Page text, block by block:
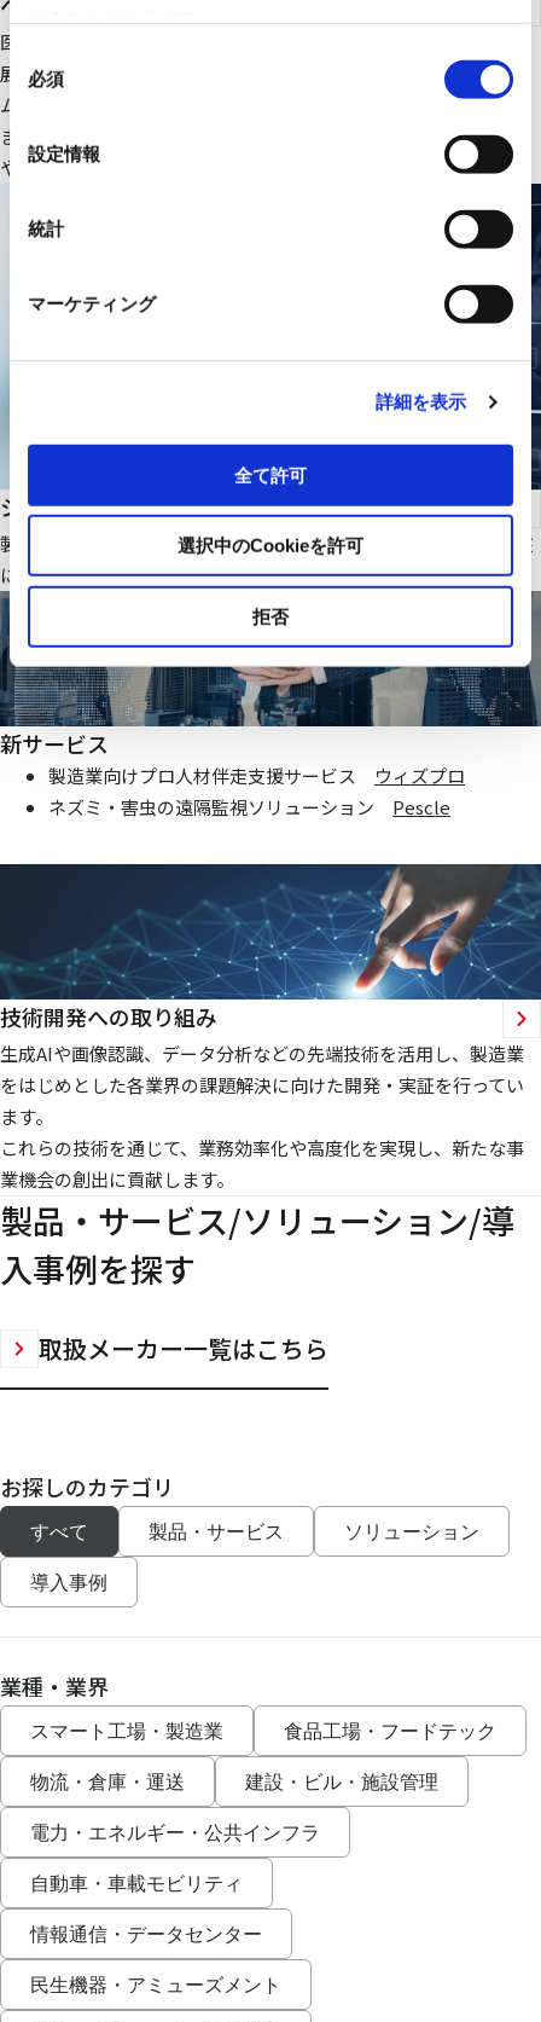
同
意
の
選
択
必須
設定情報
統計
マーケティング
詳細を表示
全て許可
選択中のCookieを許可
拒否
医療ＩＴ・ＤＸ関連のＩＴ機器、大型医療機器周辺設備を中心に
展開。さらにＲＹＯＤＥＮオリジナルの医療画像一元管理システ
ムの販売をはじめ、医療機関の様々な課題解決に貢献します。
また、幅広いパートナーシップで、最適な医療ITソリューション
や機器・設備を提供します。
システムインテグレーション
製造業・ファシリティ分野で当社オリジナルのIoTシステムを基盤
にお客様価値向上に貢献する仕組みを提供いたします
新サービス
製造業向けプロ人材伴走支援サービス ウィズプロ
ネズミ・害虫の遠隔監視ソリューション Pescle
技術開発への取り組み
生成AIや画像認識、データ分析などの先端技術を活用し、製造業
をはじめとした各業界の課題解決に向けた開発・実証を行ってい
ます。
これらの技術を通じて、業務効率化や高度化を実現し、新たな事
業機会の創出に貢献します。
製品・サービス/ソリューション/導
入事例を探す
取扱メーカー一覧はこちら
お探しのカテゴリ
すべて 製品・サービス ソリューション
導入事例
業種・業界
スマート工場・製造業 食品工場・フードテック
物流・倉庫・運送 建設・ビル・施設管理
電力・エネルギー・公共インフラ
自動車・車載モビリティ
情報通信・データセンター
民生機器・アミューズメント